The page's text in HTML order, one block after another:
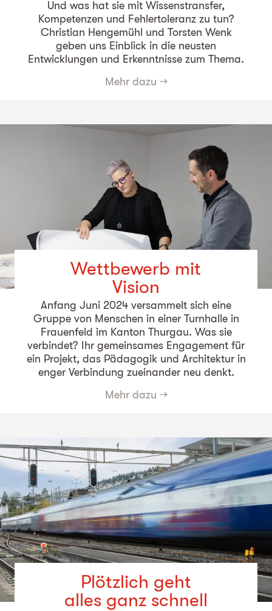
Und was hat sie mit Wissenstransfer,
Kompetenzen und Fehlertoleranz zu tun?
Christian Hengemühl und Torsten Wenk
geben uns Einblick in die neusten
Entwicklungen und Erkenntnisse zum Thema.
Mehr dazu →
Wettbewerb mit
Vision
Anfang Juni 2024 versammelt sich eine
Gruppe von Menschen in einer Turnhalle in
Frauenfeld im Kanton Thurgau. Was sie
verbindet? Ihr gemeinsames Engagement für
ein Projekt, das Pädagogik und Architektur in
enger Verbindung zueinander neu denkt.
Mehr dazu →
Plötzlich geht
alles ganz schnell